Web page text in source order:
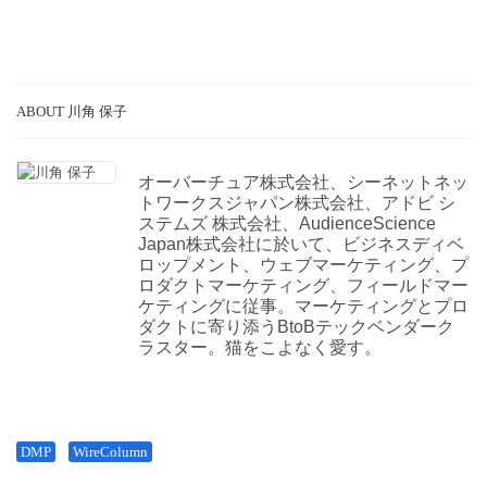
ABOUT 川角 保子
オーバーチュア株式会社、シーネットネッ
トワークスジャパン株式会社、アドビ シ
ステムズ 株式会社、AudienceScience
Japan株式会社に於いて、ビジネスディベ
ロップメント、ウェブマーケティング、プ
ロダクトマーケティング、フィールドマー
ケティングに従事。マーケティングとプロ
ダクトに寄り添うBtoBテックベンダーク
ラスター。猫をこよなく愛す。
DMP WireColumn